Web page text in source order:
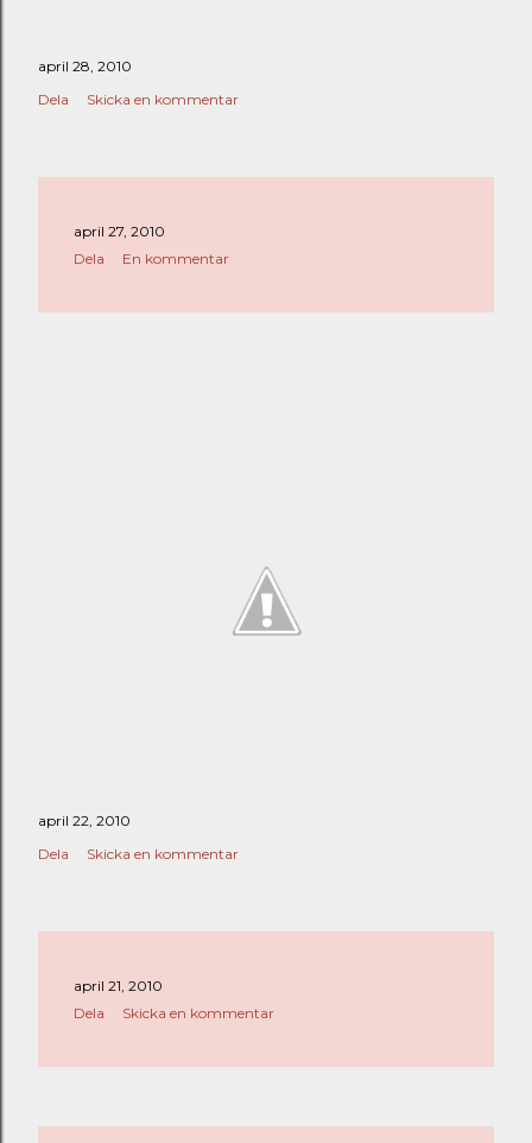
april 28, 2010
Dela
Skicka en kommentar
april 27, 2010
Dela
En kommentar
april 22, 2010
Dela
Skicka en kommentar
april 21, 2010
Dela
Skicka en kommentar